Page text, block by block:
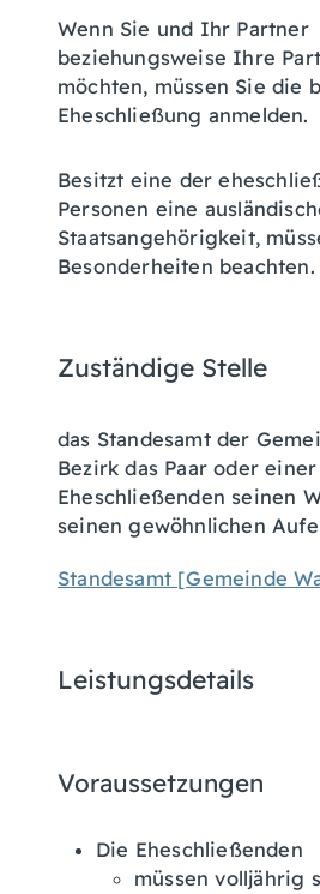
Wenn Sie und Ihr Partner
beziehungsweise Ihre
möchten, müssen Sie die
Eheschließung anmelden.
Besitzt eine der
Personen eine
Staatsangehörigkeit,
Besonderheiten beachten.
Zuständige Stelle
das Standesamt der
Bezirk das Paar oder
Eheschließenden seinen
seinen gewöhnlichen
Standesamt [Gemeinde
Leistungsdetails
Voraussetzungen
Die Eheschließenden
müssen volljährig